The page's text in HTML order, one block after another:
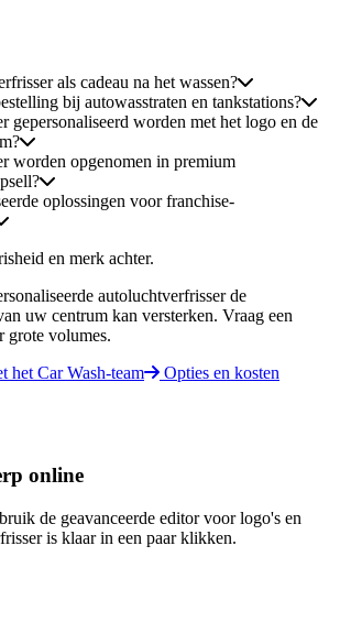
als cadeau na het wassen?
bij autowasstraten en tankstations?
gepersonaliseerd worden met het logo en de
worden opgenomen in premium
oplossingen voor franchise-
en merk achter.
autoluchtverfrisser de
uw centrum kan versterken. Vraag een
grote volumes.
het Car Wash-team
Opties en kosten
online
de geavanceerde editor voor logo's en
is klaar in een paar klikken.